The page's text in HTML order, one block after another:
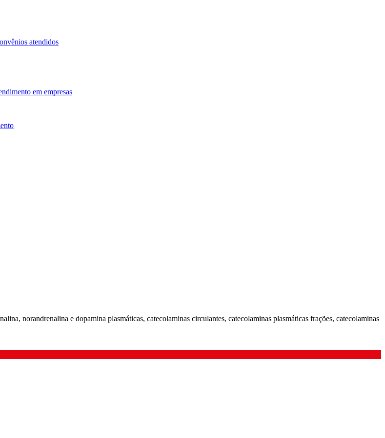
atendidos
em empresas
norandrenalina e dopamina plasmáticas, catecolaminas circulantes, catecolaminas plasmáticas frações, catecolaminas